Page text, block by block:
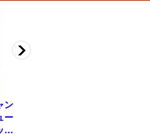
ン
ー